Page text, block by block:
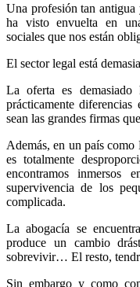
Una profesión tan
ha visto envuelta en
sociales que nos están
El sector legal está
La oferta es demasiado
prácticamente
sean las grandes firmas
Además, en un país como
es totalmente
encontramos inmersos
supervivencia de los
complicada.
La abogacía se
produce un cambio
sobrevivir… El resto,
Sin embargo y como